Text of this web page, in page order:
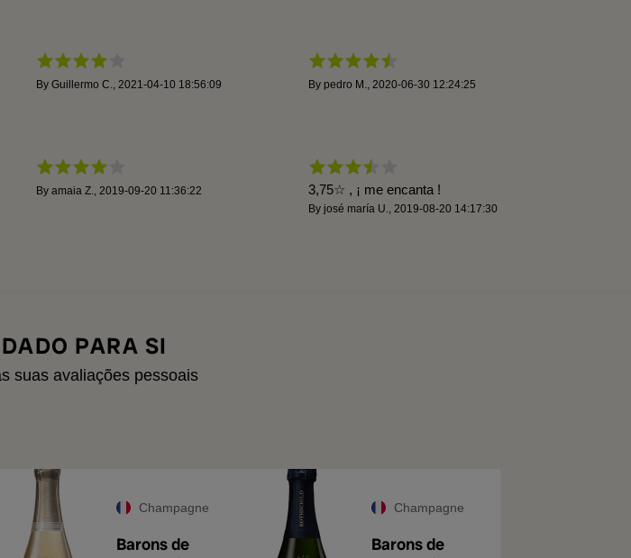
By Guillermo C., 2021-04-10 18:56:09 By pedro M., 2020-06-30 12:24:25
By amaia Z., 2019-09-20 11:36:22 3,75☆ , ¡ me encanta !
By josé maría U., 2019-08-20 14:17:30
PARA SI
suas avaliações pessoais
Champagne
Barons de
Champagne
Barons de